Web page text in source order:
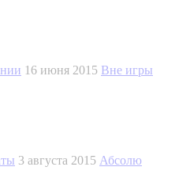
16 июня 2015 Вне игры
3 августа 2015 Абсолю